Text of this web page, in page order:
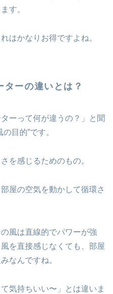
す。
はかなりお得ですよね。
ターの違いとは？
ーって何が違うの？」と聞
目的”です。
を感じるためのもの。
屋の空気を動かして循環さ
風は直線的でパワーが強
を直接感じなくても、部屋
なんですね。
気持ちいい〜」とは違いま